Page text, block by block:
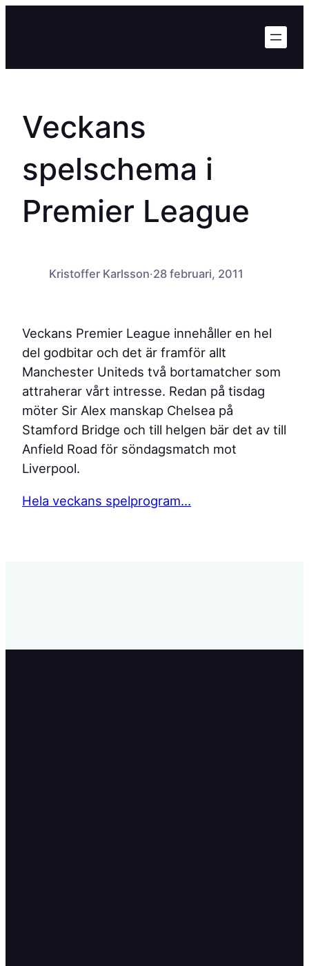
Veckans
spelschema i
Premier League
Kristoffer Karlsson·28 februari, 2011
Veckans Premier League innehåller en hel
del godbitar och det är framför allt
Manchester Uniteds två bortamatcher som
attraherar vårt intresse. Redan på tisdag
möter Sir Alex manskap Chelsea på
Stamford Bridge och till helgen bär det av till
Anfield Road för söndagsmatch mot
Liverpool.
Hela veckans spelprogram…